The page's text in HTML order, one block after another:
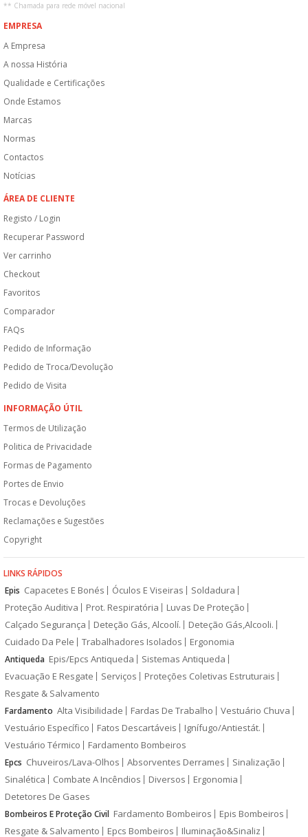
** Chamada para rede móvel nacional
EMPRESA
A Empresa
A nossa História
Qualidade e Certificações
Onde Estamos
Marcas
Normas
Contactos
Notícias
ÁREA DE CLIENTE
Registo / Login
Recuperar Password
Ver carrinho
Checkout
Favoritos
Comparador
FAQs
Pedido de Informação
Pedido de Troca/Devolução
Pedido de Visita
INFORMAÇÃO ÚTIL
Termos de Utilização
Politica de Privacidade
Formas de Pagamento
Portes de Envio
Trocas e Devoluções
Reclamações e Sugestões
Copyright
LINKS RÁPIDOS
Epis Capacetes E Bonés Óculos E Viseiras
Soldadura
Proteção Auditiva
Prot. Respiratória
Luvas De Proteção
Calçado Segurança
Deteção Gás, Alcoolí.
Deteção Gás,Alcooli.
Cuidado Da Pele
Trabalhadores Isolados Ergonomia
Antiqueda Epis/Epcs Antiqueda
Sistemas Antiqueda
Evacuação E Resgate
Serviços
Proteções Coletivas Estruturais
Resgate & Salvamento
Fardamento Alta Visibilidade Fardas De Trabalho
Vestuário Chuva
Vestuário Específico
Fatos Descartáveis
Ignífugo/Antiestát.
Vestuário Térmico
Fardamento Bombeiros
Epcs Chuveiros/Lava-Olhos Absorventes Derrames
Sinalização
Sinalética
Combate A Incêndios Diversos
Ergonomia
Detetores De Gases
Bombeiros E Proteção Civil Fardamento Bombeiros
Epis Bombeiros
Resgate & Salvamento
Epcs Bombeiros
Iluminação&Sinaliz